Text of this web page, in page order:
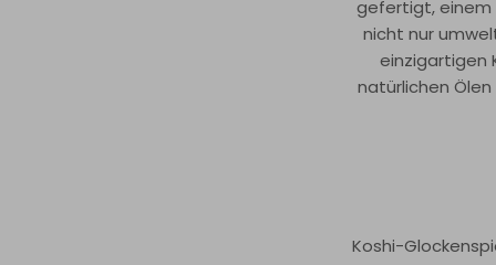
gefertigt, einem
nicht nur
einzigartigen
natürlichen
Koshi-